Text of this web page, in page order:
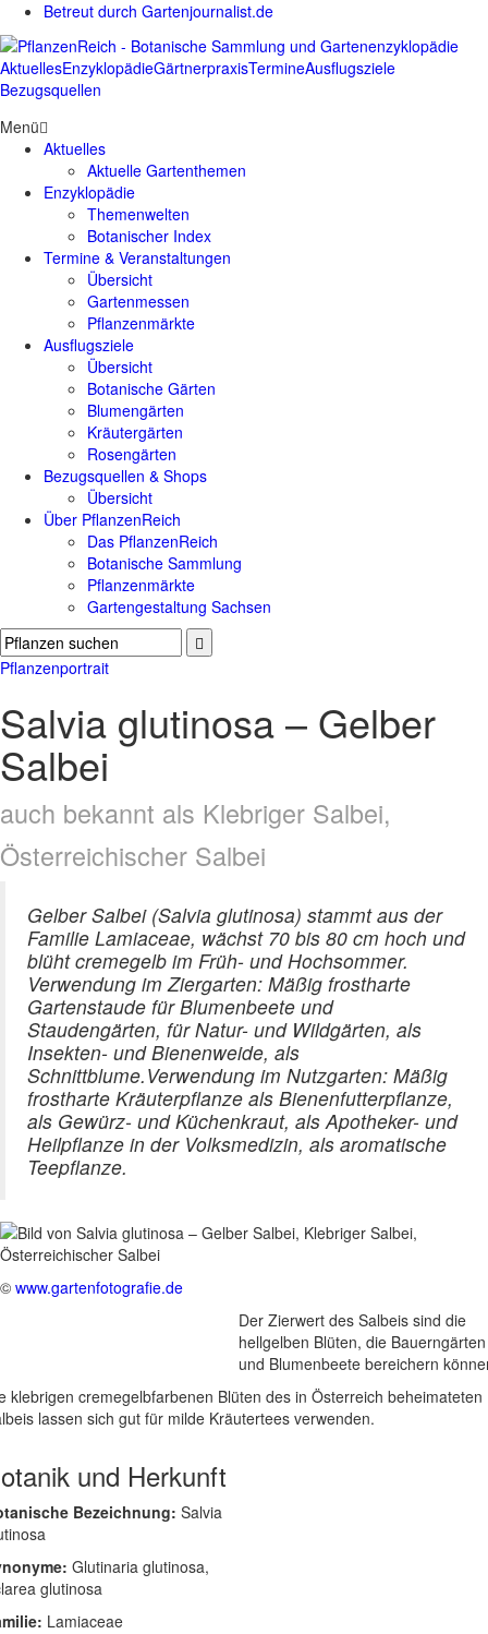
Betreut durch Gartenjournalist.de
AktuellesEnzyklopädieGärtnerpraxisTermineAusflugsziele
Bezugsquellen
Menü
Aktuelles
Aktuelle Gartenthemen
Enzyklopädie
Themenwelten
Botanischer Index
Termine & Veranstaltungen
Übersicht
Gartenmessen
Pflanzenmärkte
Ausflugsziele
Übersicht
Botanische Gärten
Blumengärten
Kräutergärten
Rosengärten
Bezugsquellen & Shops
Übersicht
Über PflanzenReich
Das PflanzenReich
Botanische Sammlung
Pflanzenmärkte
Gartengestaltung Sachsen
Pflanzenportrait
Salvia glutinosa – Gelber
Salbei
auch bekannt als Klebriger Salbei,
Österreichischer Salbei
Gelber Salbei (Salvia glutinosa) stammt aus der
Familie Lamiaceae, wächst 70 bis 80 cm hoch und
blüht cremegelb im Früh- und Hochsommer.
Verwendung im Ziergarten: Mäßig frostharte
Gartenstaude für Blumenbeete und
Staudengärten, für Natur- und Wildgärten, als
Insekten- und Bienenweide, als
Schnittblume.Verwendung im Nutzgarten: Mäßig
frostharte Kräuterpflanze als Bienenfutterpflanze,
als Gewürz- und Küchenkraut, als Apotheker- und
Heilpflanze in der Volksmedizin, als aromatische
Teepflanze.
© www.gartenfotografie.de
Der Zierwert des Salbeis sind die
hellgelben Blüten, die Bauerngärten
und Blumenbeete bereichern
klebrigen cremegelbfarbenen Blüten des in Österreich beheimateten
lassen sich gut für milde Kräutertees verwenden.
und Herkunft
Bezeichnung: Salvia
Glutinaria glutinosa,
glutinosa
Lamiaceae